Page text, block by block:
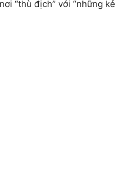
“thù địch” với “những kẻ